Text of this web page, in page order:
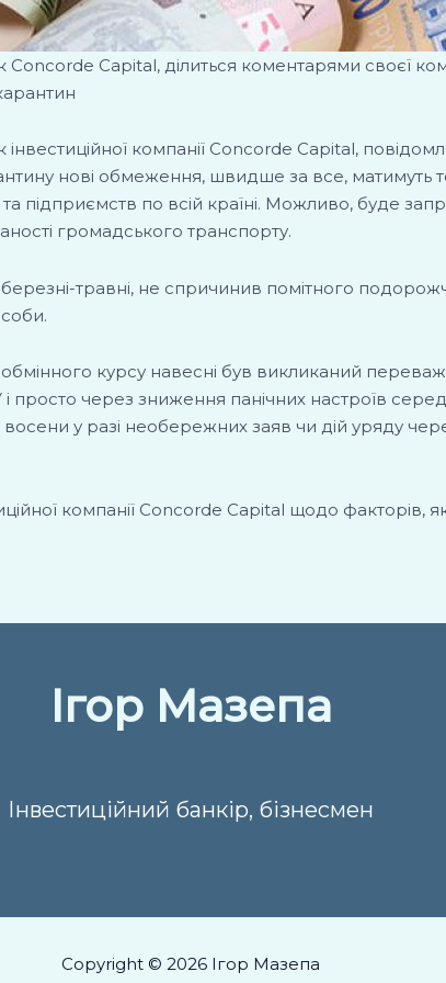
Capital, ділиться коментарями своєї
компанії Concorde Capital,
нові обмеження, швидше за все, матимуть
підприємств по всій країні. Можливо, буде
громадського транспорту.
травні, не спричинив помітного
курсу навесні був викликаний
просто через зниження панічних настроїв
у разі необережних заяв чи дій уряду
компанії Concorde Capital щодо факторів,
Ігор Мазепа
Інвестиційний банкір, бізнесмен
Copyright © 2026 Ігор Мазепа